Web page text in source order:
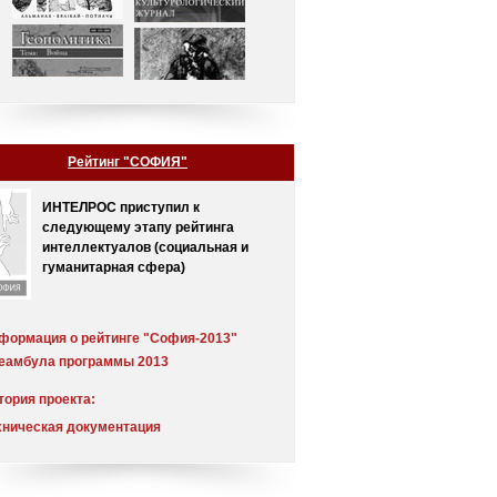
Рейтинг "СОФИЯ"
ИНТЕЛРОС приступил к
следующему этапу рейтинга
интеллектуалов (социальная и
гуманитарная сфера)
о рейтинге "София-2013"
программы 2013
проекта:
совет
документация